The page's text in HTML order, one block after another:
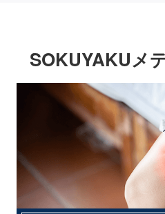
SOKUYAKUメ